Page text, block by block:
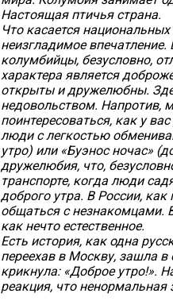
Настоящая птичья страна.
Что касается
неизгладимое
колумбийцы, безусловно,
характера является
открыты и дружелюбны.
недовольством. Напротив,
поинтересоваться, как у
люди с легкостью
утро) или «Буэнос ночас»
дружелюбия, что,
транспорте, когда люди
доброго утра. В России,
общаться с незнакомцами.
как нечто естественное.
Есть история, как одна
переехав в Москву, зашла в
крикнула: «Доброе утро!».
реакция, что ненормальная